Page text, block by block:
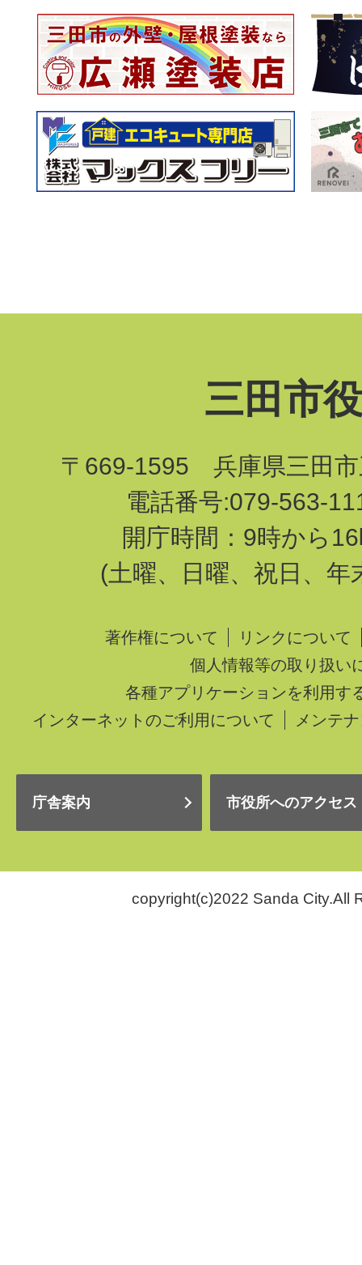
三田市
〒669-1595 兵庫県三田市
電話番号:079-563-
開庁時間：9時から
(土曜、日曜、祝日、年
著作権について
リンクについて
個人情報等の取り扱い
各種アプリケーションを利用す
インターネットのご利用について
メンテ
庁舎案内 市役所へのアクセス
copyright(c)2022 Sanda City.All